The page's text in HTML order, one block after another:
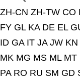
ZH-CN ZH-TW CO
FY GL KA DE EL
ID GA IT JA JW KN
MK MG MS ML MT
PA RO RU SM GD